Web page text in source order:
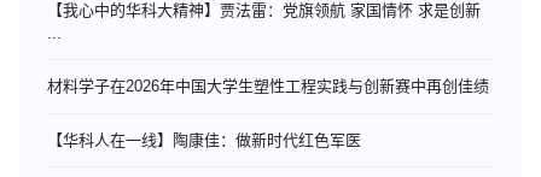
【我心中的华科大精神】贾法雷：党旗领航 家国情怀 求是创新
...
材料学子在2026年中国大学生塑性工程实践与创新赛中再创佳绩
【华科人在一线】陶康佳：做新时代红色军医